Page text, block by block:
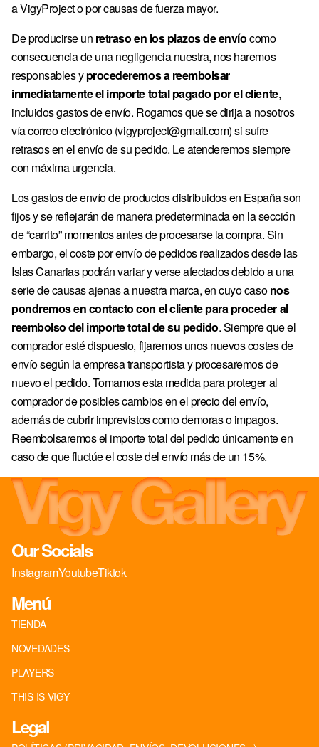
a VigyProject o por causas de fuerza mayor.
De producirse un retraso en los plazos de envíocomo
consecuencia de una negligencia nuestra, nos haremos
responsables y procederemos a reembolsar
inmediatamente el importe total pagado por el cliente,
incluidos gastos de envío. Rogamos que se dirija a nosotros
vía correo electrónico (vigyproject@gmail.com) si sufre
retrasos en el envío de su pedido. Le atenderemos siempre
con máxima urgencia.
Los gastos de envío de productos distribuidos en España son
fijos y se reflejarán de manera predeterminada en la sección
de “carrito” momentos antes de procesarse la compra. Sin
embargo, el coste por envío de pedidos realizados desde las
Islas Canarias podrán variar y verse afectados debido a una
serie de causas ajenas a nuestra marca, en cuyo caso nos
pondremos en contacto con el cliente para proceder al
reembolso del importe total de su pedido. Siempre que el
comprador esté dispuesto, fijaremos unos nuevos costes de
envío según la empresa transportista y procesaremos de
nuevo el pedido. Tomamos esta medida para proteger al
comprador de posibles cambios en el precio del envío,
además de cubrir imprevistos como demoras o impagos.
Reembolsaremos el importe total del pedido únicamente en
caso de que fluctúe el coste del envío más de un 15%.
Our Socials
InstagramYoutubeTiktok
Menú
TIENDA
NOVEDADES
PLAYERS
THIS IS VIGY
Legal